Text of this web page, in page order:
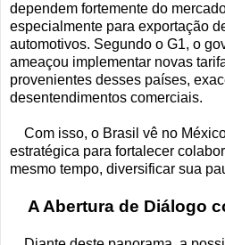
dependem fortemente do
especialmente para exportação
automotivos. Segundo o G1, o
ameaçou implementar novas
provenientes desses países,
desentendimentos comerciais.
Com isso, o Brasil vê no
estratégica para fortalecer
mesmo tempo, diversificar sua
A Abertura de Diálogo